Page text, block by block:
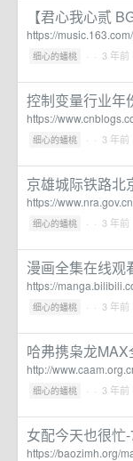
【君心我心贰
https://
细心的蟠桃 · · 3 年前
控制变量行业年
https://
细心的蟠桃 · · 3 年前
京雄城际铁路北
https://
细心的蟠桃 · · 3 年前
漫画全集在线观
https://
细心的蟠桃 · · 3 年前
哈弗携枭龙
http://
细心的蟠桃 · · 3 年前
女配今天也很忙
https://baozimh.org/